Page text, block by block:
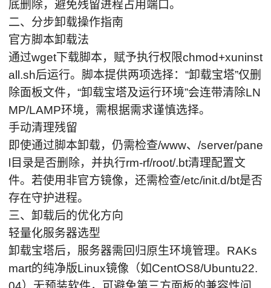
底删除，避免残留进程占用端口。
二、分步卸载操作指南
官方脚本卸载法
通过wget下载脚本，赋予执行权限chmod+xuninst
all.sh后运行。脚本提供两项选择：“卸载宝塔”仅删
除面板文件，“卸载宝塔及运行环境”会连带清除LN
MP/LAMP环境，需根据需求谨慎选择。
手动清理残留
即使通过脚本卸载，仍需检查/www、/server/pane
l目录是否删除，并执行rm-rf/root/.bt清理配置文
件。若使用非官方镜像，还需检查/etc/init.d/bt是否
存在守护进程。
三、卸载后的优化方向
轻量化服务器选型
卸载宝塔后，服务器需回归原生环境管理。RAKs
mart的纯净版Linux镜像（如CentOS8/Ubuntu22.